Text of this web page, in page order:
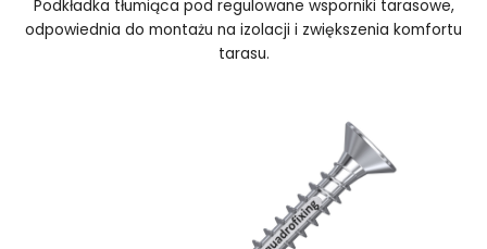
Podkładka tłumiąca pod regulowane wsporniki tarasowe,
odpowiednia do montażu na izolacji i zwiększenia komfortu
tarasu.